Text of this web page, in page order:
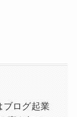
ブログ起業